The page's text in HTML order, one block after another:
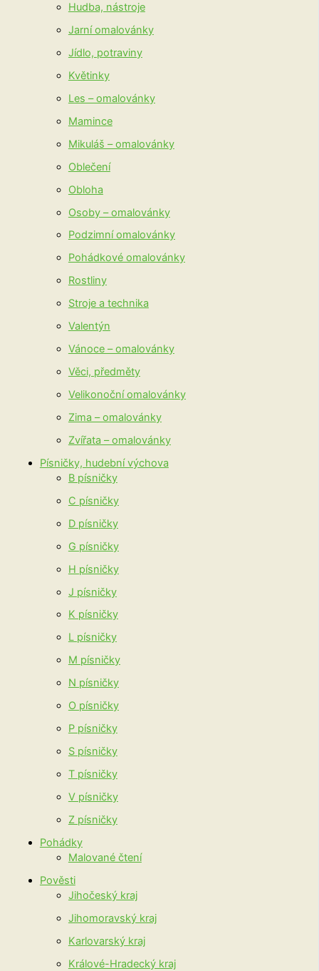
Hudba, nástroje
Jarní omalovánky
Jídlo, potraviny
Květinky
Les – omalovánky
Mamince
Mikuláš – omalovánky
Oblečení
Obloha
Osoby – omalovánky
Podzimní omalovánky
Pohádkové omalovánky
Rostliny
Stroje a technika
Valentýn
Vánoce – omalovánky
Věci, předměty
Velikonoční omalovánky
Zima – omalovánky
Zvířata – omalovánky
Písničky, hudební výchova
B písničky
C písničky
D písničky
G písničky
H písničky
J písničky
K písničky
L písničky
M písničky
N písničky
O písničky
P písničky
S písničky
T písničky
V písničky
Z písničky
Pohádky
Malované čtení
Pověsti
Jihočeský kraj
Jihomoravský kraj
Karlovarský kraj
Králové-Hradecký kraj